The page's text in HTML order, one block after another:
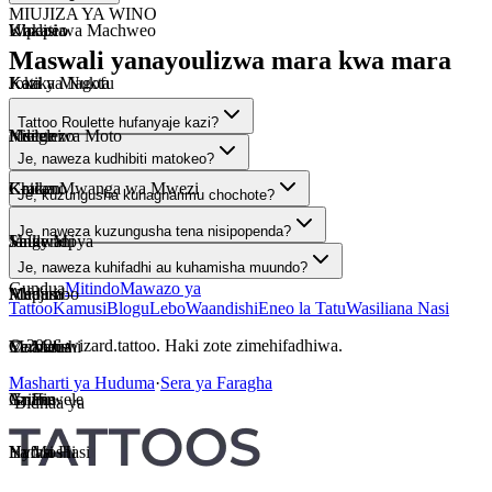
Kipepeo
Joka
Ndege wa Moto
Kraken
Valkyrie
Medusa
Cerberus
Griffin
Hydra
Uhalisia
Kazi ya Nukta
Kielelezo
Chicano
Shule Mpya
Mapambo
Maandishi
Anime
Nafasi Hasi
Wakati wa Machweo
Katika Magofu
Msituni
Katika Mwanga wa Mwezi
Jangwani
Alfajiri
Ya Maua
Ya Fuwele
Ya Moshi
MIUJIZA YA WINO
Maswali yanayoulizwa mara kwa mara
Tattoo Roulette hufanyaje kazi?
Je, naweza kudhibiti matokeo?
Je, kuzungusha kunagharimu chochote?
Je, naweza kuzungusha tena nisipopenda?
Je, naweza kuhifadhi au kuhamisha muundo?
GunduaMitindoMawazo ya
TattooKamusiBloguLeboWaandishiEneo la TatuWasiliana Nasi
© 2026 wizard.tattoo. Haki zote zimehifadhiwa.
Masharti ya Huduma·Sera ya Faragha
·Bidhaa ya